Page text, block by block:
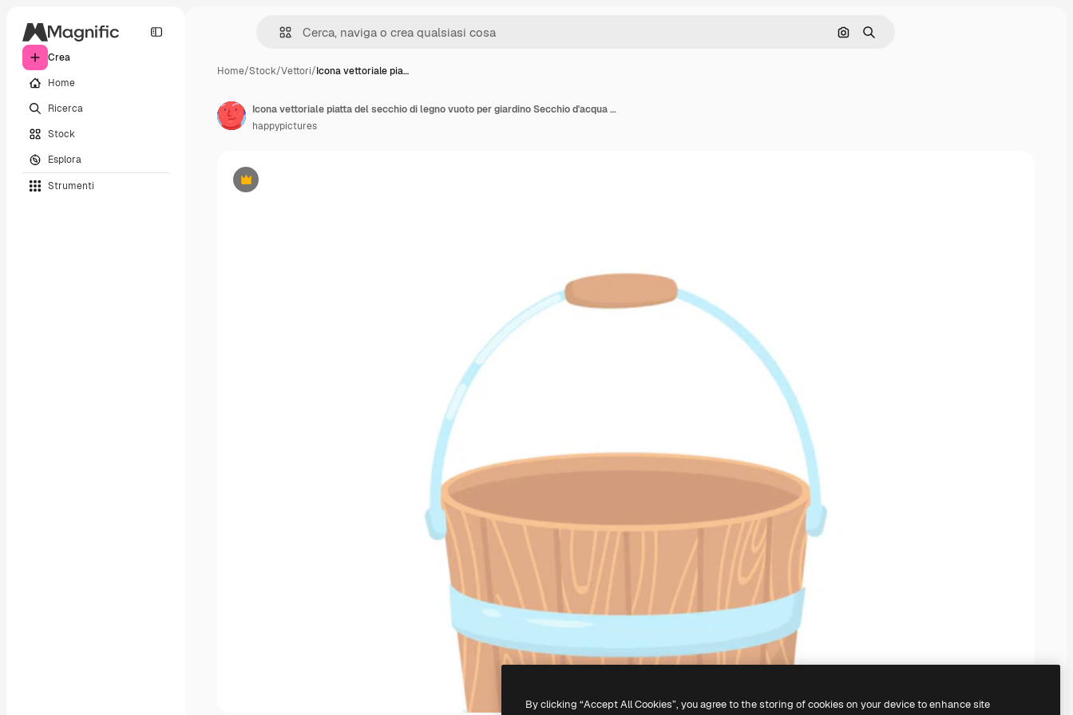
Crea
Home
Ricerca
Stock
Esplora
Strumenti
Cerca per immagine
Ricerca
Home/Stock/Vettori/Icona vettoriale pia…
Premium
Icona vettoriale piatta del secchio di legno vuoto per giardino Secchio d'acqua piccolo con manico in metallo e cerchi
happypictures
By clicking “Accept All Cookies”, you agree to the storing of cookies on your device to enhance site